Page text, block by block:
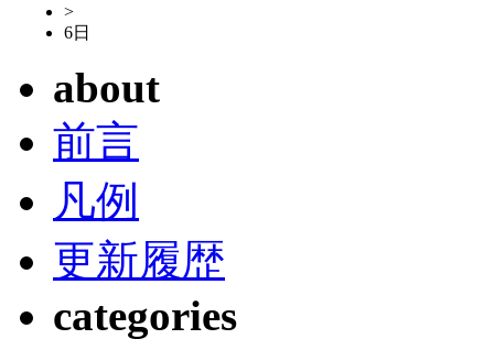
>
6日
about
前言
凡例
更新履歴
categories